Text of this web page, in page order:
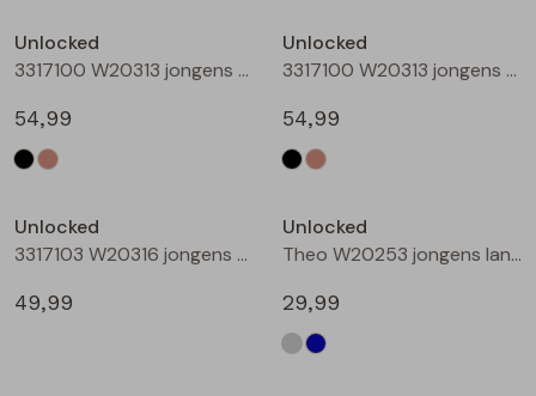
Bermuda's
Unlocked
3317100 W20313 jongens buiten jack Zwart
54,99
Unlocked
3317100 W20313 jongens buiten jack Taupe
54,99
Unlocked
3317103 W20316 jongens buiten jack Camel
49,99
Unlocked
Theo W20253 jongens lange broek Denim grey
29,99